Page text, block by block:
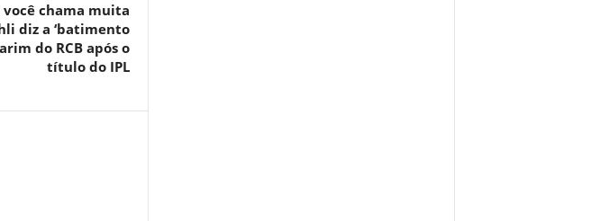
você chama muita
diz a ‘batimento
do RCB após o
título do IPL